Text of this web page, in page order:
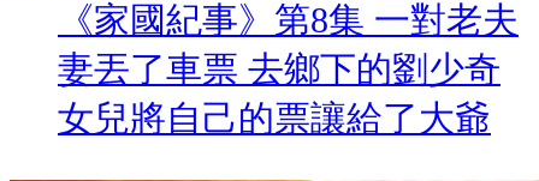
《家國紀事》第8集 一對老夫
妻丟了車票 去鄉下的劉少奇
女兒將自己的票讓給了大爺